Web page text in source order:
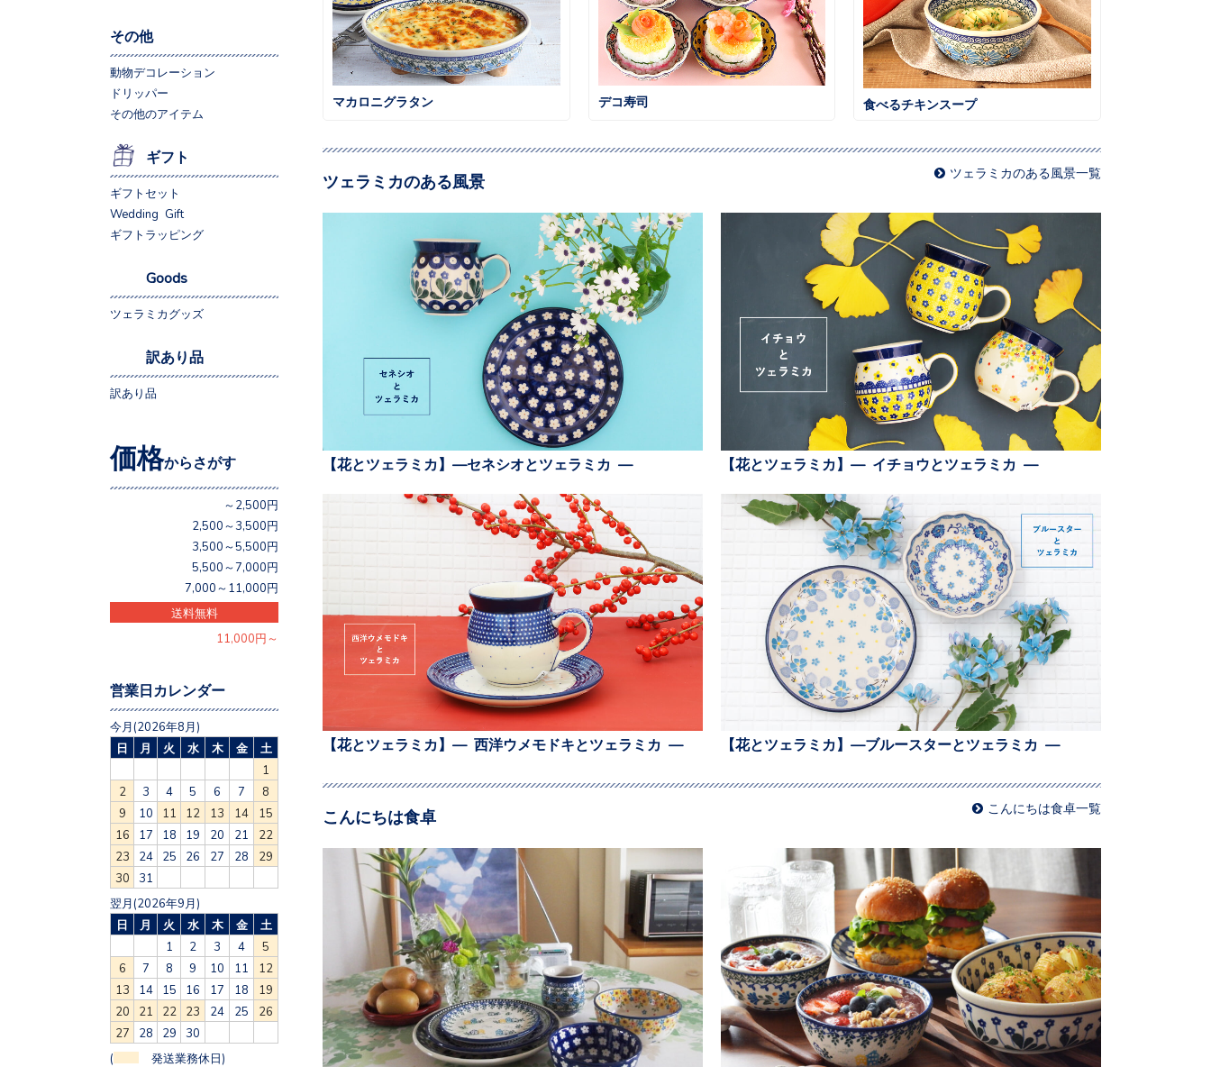
マカロニグラタン デコ寿司 食べるチキンスープ
ツェラミカのある風景 ツェラミカのある風景一覧
【花とツェラミカ】—セネシオとツェラミカ — 【花とツェラミカ】— イチョウとツェラミカ —
【花とツェラミカ】— 西洋ウメモドキとツェラミカ — 【花とツェラミカ】—ブルースターとツェラミカ —
こんにちは食卓 こんにちは食卓一覧
その他
動物デコレーション
ドリッパー
その他のアイテム
ギフト
ギフトセット
Wedding Gift
ギフトラッピング
Goods
ツェラミカグッズ
訳あり品
訳あり品
価格からさがす
～2,500円
2,500～3,500円
3,500～5,500円
5,500～7,000円
7,000～11,000円
送料無料
11,000円～
営業日カレンダー
今月(2026年8月)
日
月 火 水 木 金
土
1
2
3 4 5 6 7
8
9
10 11 12 13 14
15
16
17 18 19 20 21
22
23
24 25 26 27 28
29
30
31
翌月(2026年9月)
日
月 火 水 木 金
土
1
2 3 4
5
6
7 8 9 10 11
12
13
14 15 16 17 18
19
20
21 22 23 24 25
26
27
28 29 30
( 発送業務休日)